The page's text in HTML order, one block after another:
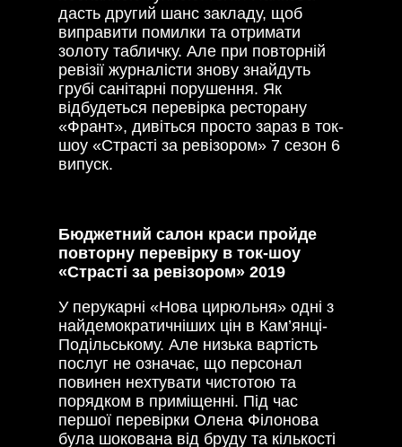
дасть другий шанс закладу, щоб
виправити помилки та отримати
золоту табличку. Але при повторній
ревізії журналісти знову знайдуть
грубі санітарні порушення. Як
відбудеться перевірка ресторану
«Франт», дивіться просто зараз в ток-
шоу «Страсті за ревізором» 7 сезон 6
випуск.
Бюджетний салон краси пройде
повторну перевірку в ток-шоу
«Страсті за ревізором» 2019
У перукарні «Нова цирюльня» одні з
найдемократичніших цін в Кам’янці-
Подільському. Але низька вартість
послуг не означає, що персонал
повинен нехтувати чистотою та
порядком в приміщенні. Під час
першої перевірки Олена Філонова
була шокована від бруду та кількості